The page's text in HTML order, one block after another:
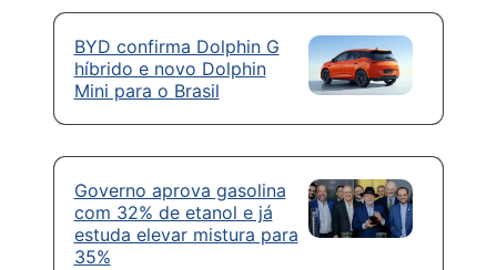
BYD confirma Dolphin G
híbrido e novo Dolphin
Mini para o Brasil
Governo aprova gasolina
com 32% de etanol e já
estuda elevar mistura para
35%